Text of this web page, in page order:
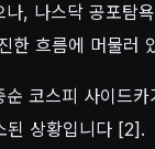
, 나스닥 공포탐
한 흐름에 머물러
코스피 사이드
된 상황입니다 [2].